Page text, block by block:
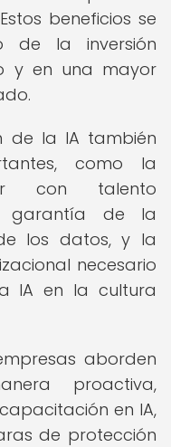
beneficios se
de la inversión
y en una mayor
de la IA también
como la
con talento
garantía de la
los datos, y la
necesario
IA en la cultura
aborden
proactiva,
en IA,
de protección